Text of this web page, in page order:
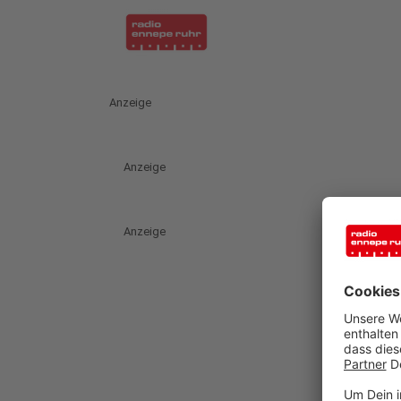
Anzeige
Anzeige
Anzeige